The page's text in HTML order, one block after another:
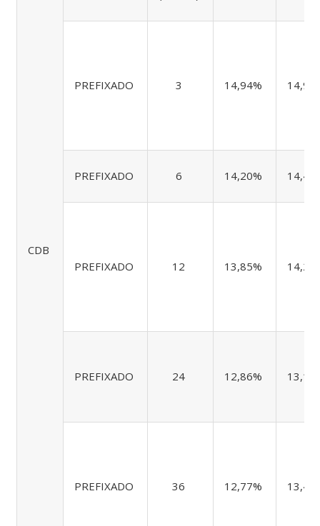
CDB
PREFIXADO 3 14,94%
PREFIXADO 6 14,20%
PREFIXADO 12 13,85%
PREFIXADO 24 12,86%
PREFIXADO 36 12,77%